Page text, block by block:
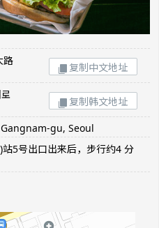
路
复制中文地址
复制韩文地址
gu, Seoul
5号出口出来后，步行约4 分